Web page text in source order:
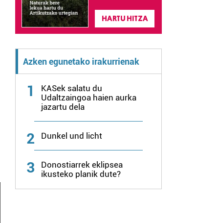
HARTU HITZA
Azken egunetako irakurrienak
1
KASek salatu du
Udaltzaingoa haien aurka
jazartu dela
2 Dunkel und licht
3
Donostiarrek eklipsea
ikusteko planik dute?